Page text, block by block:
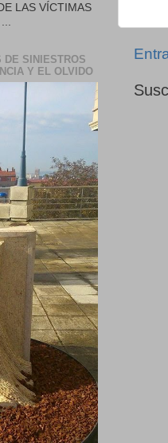
LAS VÍCTIMAS
DE SINIESTROS
Y EL OLVIDO